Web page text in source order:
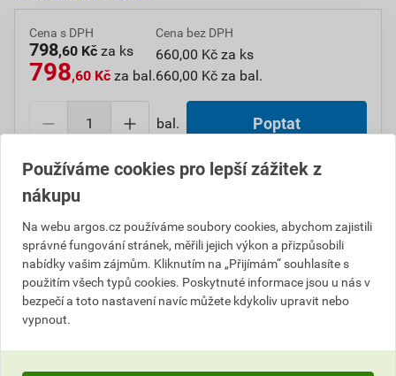
Cena s DPH
798,60 Kč za ks
798,60 Kč za bal.
Cena bez DPH
660,00 Kč za ks
660,00 Kč za bal.
bal. Poptat
Do košíku přidáte1 bal. / 1 ksza798,60Kčs DPH
(660,00Kč
Číslo položky: 1000099778
Katalogový kód: 4V4BV
Výrobky značky:
CIMCO
Používáme cookies pro lepší zážitek z
nákupu
Na webu argos.cz používáme soubory cookies, abychom zajistili
správné fungování stránek, měřili jejich výkon a přizpůsobili
nabídky vašim zájmům. Kliknutím na „Přijímám“ souhlasíte s
použitím všech typů cookies. Poskytnuté informace jsou u nás v
bezpečí a toto nastavení navíc můžete kdykoliv upravit nebo
vypnout.